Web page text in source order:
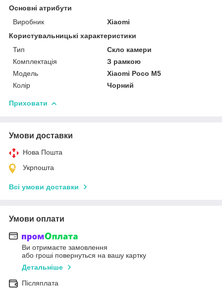
Основні атрибути
Виробник
Xiaomi
Користувальницькі характеристики
Тип
Скло камери
Комплектація
З рамкою
Мoдель
Xiaomi Poco M5
Колір
Чорний
Приховати
Умови доставки
Нова Пошта
Укрпошта
Всі умови доставки
Умови оплати
Ви отримаєте замовлення
або гроші повернуться на вашу картку
Детальніше
Післяплата